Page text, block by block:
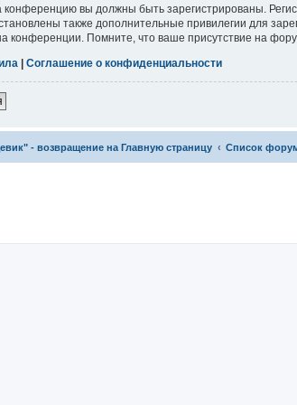
конференцию вы должны быть зарегистрированы.
также дополнительные привилегии для
конференции. Помните, что ваше присутствие на
Соглашение о конфиденциальности
- возвращение на Главную страницу Список